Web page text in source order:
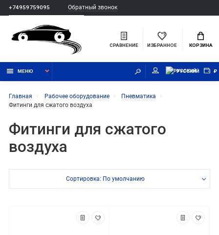
+74959759095 Обратный звонок
СРАВНЕНИЕ ИЗБРАННОЕ КОРЗИНА
МЕНЮ РУССКИЙ ₽
Главная Рабочее оборудование
Пневматика
Фитинги для сжатого воздуха
Фитинги для сжатого
воздуха
Сортировка: По умолчанию